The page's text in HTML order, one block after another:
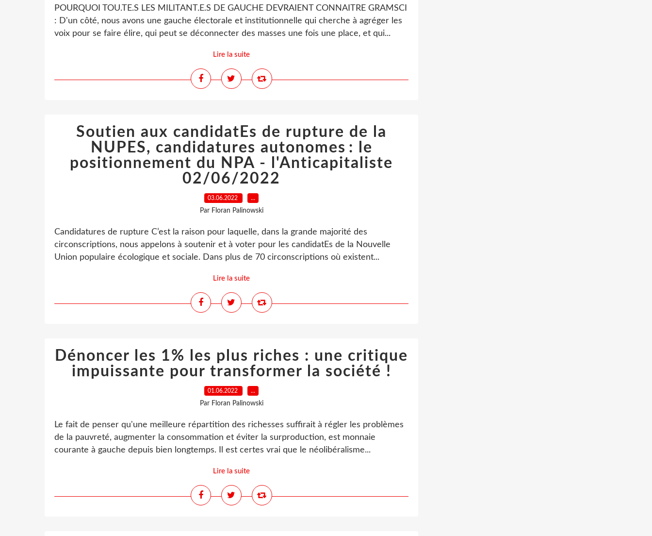
POURQUOI TOU.TE.S LES MILITANT.E.S DE GAUCHE DEVRAIENT CONNAITRE GRAMSCI
: D'un côté, nous avons une gauche électorale et institutionnelle qui cherche à agréger les
voix pour se faire élire, qui peut se déconnecter des masses une fois une place, et qui...
Lire la suite
Soutien aux candidatEs de rupture de la
NUPES, candidatures autonomes : le
positionnement du NPA - l'Anticapitaliste
02/06/2022
03.06.2022 …
Par Floran Palinowski
Candidatures de rupture C’est la raison pour laquelle, dans la grande majorité des
circonscriptions, nous appelons à soutenir et à voter pour les candidatEs de la Nouvelle
Union populaire écologique et sociale. Dans plus de 70 circonscriptions où existent...
Lire la suite
Dénoncer les 1% les plus riches : une critique
impuissante pour transformer la société !
01.06.2022 …
Par Floran Palinowski
Le fait de penser qu'une meilleure répartition des richesses suffirait à régler les problèmes
de la pauvreté, augmenter la consommation et éviter la surproduction, est monnaie
courante à gauche depuis bien longtemps. Il est certes vrai que le néolibéralisme...
Lire la suite